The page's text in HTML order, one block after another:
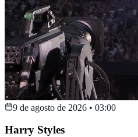
9 de agosto de 2026 • 03:00
Harry Styles